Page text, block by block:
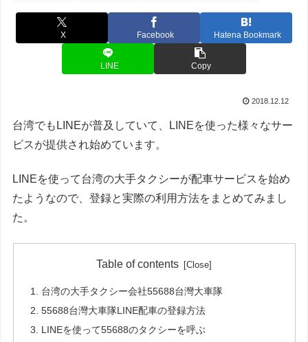
X Facebook Hatena Bookmark
LINE Copy
2018.12.12
台湾でもLINEが普及していて、LINEを使った様々なサー
ビスが提供され始めています。
LINEを使って台湾の大手タクシーが配車サービスを始め
たようなので、登録と実際の利用方法をまとめてみまし
た。
Table of contents
台湾の大手タクシー会社55688台灣大車隊
55688台灣大車隊LINE配車の登録方法
LINEを使って55688のタクシーを呼ぶ